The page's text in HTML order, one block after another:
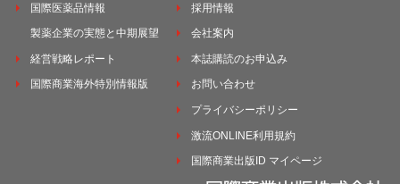
国際医薬品情報
製薬企業の実態と中期展望
経営戦略レポート
国際商業海外特別情報版
採用情報
会社案内
本誌購読のお申込み
お問い合わせ
プライバシーポリシー
激流ONLINE利用規約
国際商業出版ID マイページ